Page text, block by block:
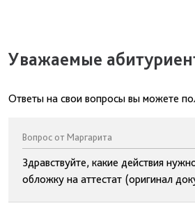
Уважаемые
Ответы на свои вопросы вы можете
Вопрос от Маргарита
Здравствуйте, какие действия
обложку на аттестат (оригинал